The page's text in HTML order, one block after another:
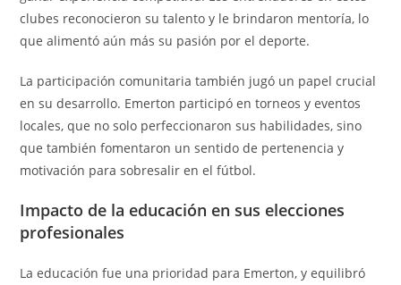
clubes reconocieron su talento y le brindaron mentoría, lo
que alimentó aún más su pasión por el deporte.
La participación comunitaria también jugó un papel crucial
en su desarrollo. Emerton participó en torneos y eventos
locales, que no solo perfeccionaron sus habilidades, sino
que también fomentaron un sentido de pertenencia y
motivación para sobresalir en el fútbol.
Impacto de la educación en sus elecciones
profesionales
La educación fue una prioridad para Emerton, y equilibró